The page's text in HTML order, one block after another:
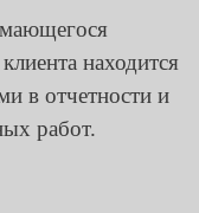
находится
в отчетности и
работ.